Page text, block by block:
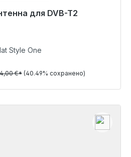
для DVB-T2
отправке, срок поставки
49,99 €
Детали
Style One
€* (40.49% сохранено)